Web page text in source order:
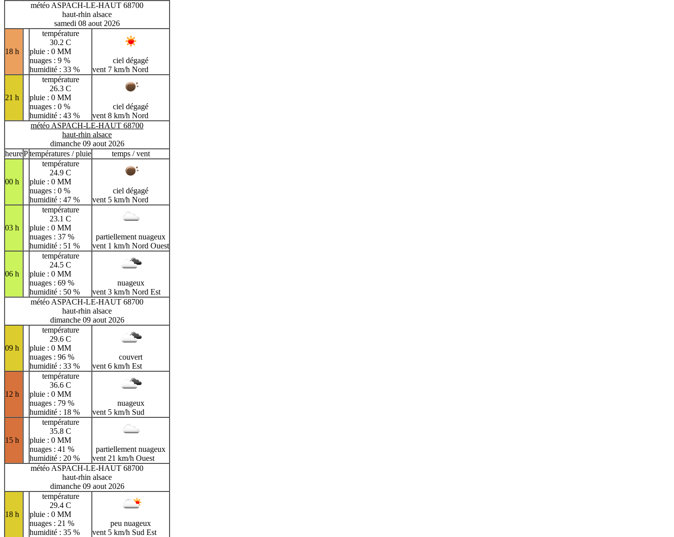
météo ASPACH-LE-HAUT 68700
haut-rhin alsace
samedi 08 aout 2026
18 h
température
30.2 C
pluie : 0 MM
nuages : 9 %
humidité : 33 %
ciel dégagé
vent 7 km/h Nord
21 h
température
26.3 C
pluie : 0 MM
nuages : 0 %
humidité : 43 %
ciel dégagé
vent 8 km/h Nord
météo ASPACH-LE-HAUT 68700
haut-rhin alsace
dimanche 09 aout 2026
heurePtempératures / pluie temps / vent
00 h
température
24.9 C
pluie : 0 MM
nuages : 0 %
humidité : 47 %
ciel dégagé
vent 5 km/h Nord
03 h
température
23.1 C
pluie : 0 MM
nuages : 37 %
humidité : 51 %
partiellement nuageux
vent 1 km/h Nord Ouest
06 h
température
24.5 C
pluie : 0 MM
nuages : 69 %
humidité : 50 %
nuageux
vent 3 km/h Nord Est
météo ASPACH-LE-HAUT 68700
haut-rhin alsace
dimanche 09 aout 2026
09 h
température
29.6 C
pluie : 0 MM
nuages : 96 %
humidité : 33 %
couvert
vent 6 km/h Est
12 h
température
36.6 C
pluie : 0 MM
nuages : 79 %
humidité : 18 %
nuageux
vent 5 km/h Sud
15 h
température
35.8 C
pluie : 0 MM
nuages : 41 %
humidité : 20 %
partiellement nuageux
vent 21 km/h Ouest
météo ASPACH-LE-HAUT 68700
haut-rhin alsace
dimanche 09 aout 2026
18 h
température
29.4 C
pluie : 0 MM
nuages : 21 %
humidité : 35 %
peu nuageux
vent 5 km/h Sud Est